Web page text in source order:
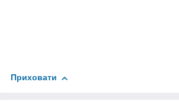
Приховати